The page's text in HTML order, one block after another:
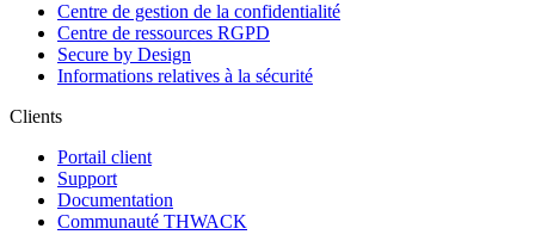
Centre de gestion de la confidentialité
Centre de ressources RGPD
Secure by Design
Informations relatives à la sécurité
Clients
Portail client
Support
Documentation
Communauté THWACK